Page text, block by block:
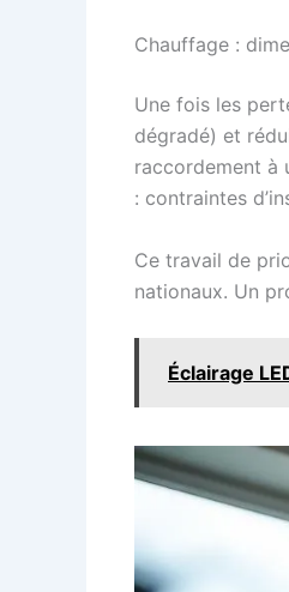
Chauffage :
Une fois les
dégradé) et
raccordement à
: contraintes
Ce travail de
nationaux. Un
Éclairage